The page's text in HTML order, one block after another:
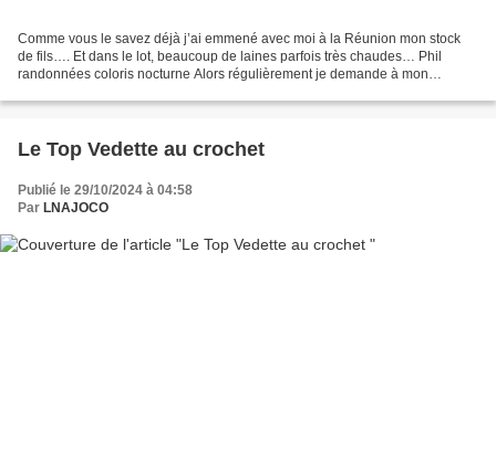
Comme vous le savez déjà j’ai emmené avec moi à la Réunion mon stock
de fils…. Et dans le lot, beaucoup de laines parfois très chaudes… Phil
randonnées coloris nocturne Alors régulièrement je demande à mon
Le Top Vedette au crochet
Publié le 29/10/2024 à 04:58
Par LNAJOCO